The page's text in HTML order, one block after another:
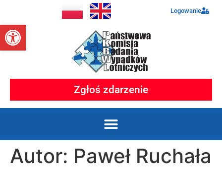
Otwórz pasek narzędzi
Logowanie
Zgłoś zdarzenie
Autor: Paweł Ruchała